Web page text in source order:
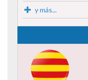
y más...